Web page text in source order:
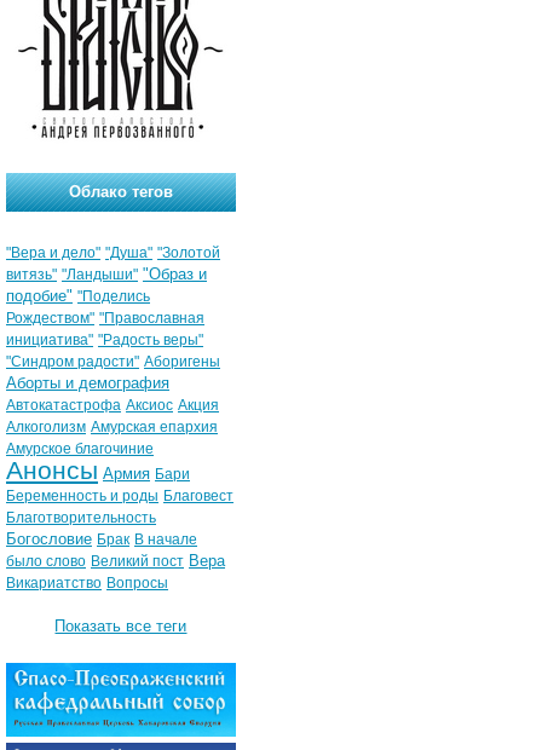
Облако тегов
"Вера и дело" "Душа" "Золотой
витязь" "Ландыши" "Образ и
подобие" "Поделись
Рождеством" "Православная
инициатива" "Радость веры"
"Синдром радости" Аборигены
Аборты и демография
Автокатастрофа Аксиос Акция
Алкоголизм Амурская епархия
Амурское благочиние
Анонсы Армия Бари
Беременность и роды Благовест
Благотворительность
Богословие Брак В начале
было слово Великий пост Вера
Викариатство Вопросы
Показать все теги